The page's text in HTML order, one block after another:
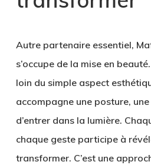
Autre partenaire essentiel,
s’occupe de la mise en
loin du simple aspect
accompagne une posture,
d’entrer dans la lumière.
chaque geste participe à
transformer. C’est une